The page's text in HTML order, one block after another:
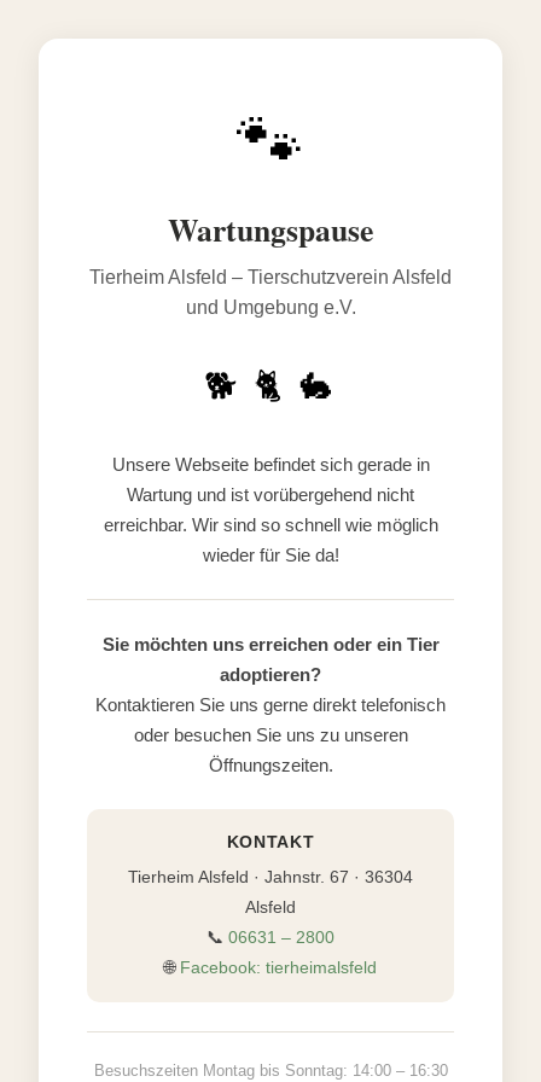
🐾
Wartungspause
Tierheim Alsfeld – Tierschutzverein Alsfeld
und Umgebung e.V.
🐕 🐈 🐇
Unsere Webseite befindet sich gerade in
Wartung und ist vorübergehend nicht
erreichbar. Wir sind so schnell wie möglich
wieder für Sie da!
Sie möchten uns erreichen oder ein Tier
adoptieren?
Kontaktieren Sie uns gerne direkt telefonisch
oder besuchen Sie uns zu unseren
Öffnungszeiten.
KONTAKT
Tierheim Alsfeld · Jahnstr. 67 · 36304
Alsfeld
📞 06631 – 2800
🌐 Facebook: tierheimalsfeld
Besuchszeiten Montag bis Sonntag: 14:00 – 16:30